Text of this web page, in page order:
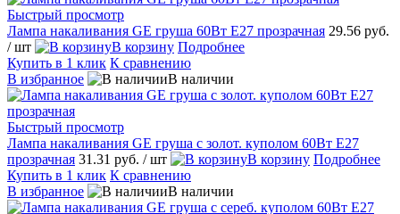
Быстрый просмотр
Лампа накаливания GE груша 60Вт E27 прозрачная 29.56 руб.
/ шт
В корзину Подробнее
Купить в 1 клик К сравнению
В избранное
В наличии
Быстрый просмотр
Лампа накаливания GE груша с золот. куполом 60Вт Е27
прозрачная 31.31 руб. / шт В корзину Подробнее
Купить в 1 клик К сравнению
В избранное
В наличии